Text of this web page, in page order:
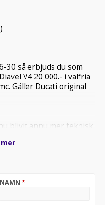
30 så erbjuds du som
V4 20 000.- i valfria
Gäller Ducati original
blivit ännu mer teknisk
1500 / 24
för vidare
ordertecknande. Vi
NAMN *